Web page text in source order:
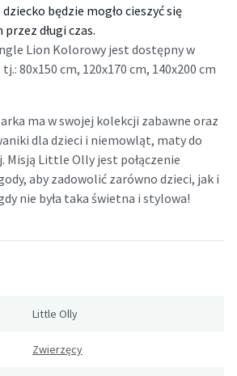
będzie mogło cieszyć się
długi czas.
Lion Kolorowy jest dostępny w
80x150 cm, 120x170 cm, 140x200 cm
ma w swojej kolekcji zabawne oraz
dla dzieci i niemowląt, maty do
Misją Little Olly jest połączenie
aby zadowolić zarówno dzieci, jak i
nie była taka świetna i stylowa!
Little Olly
Zwierzęcy